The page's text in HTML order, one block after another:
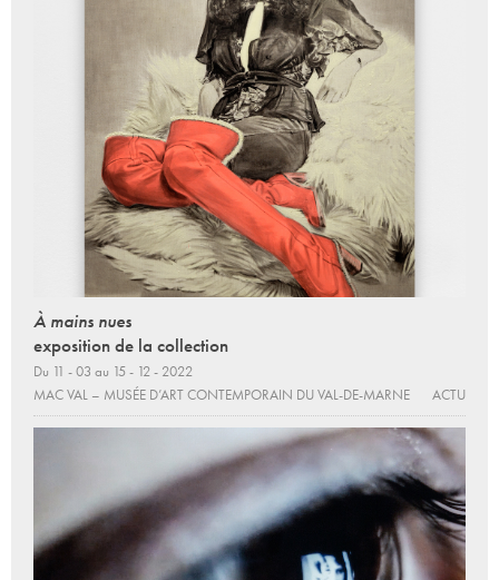
À mains nues
exposition de la collection
Du 11 - 03 au 15 - 12 - 2022
MAC VAL – MUSÉE D’ART CONTEMPORAIN DU VAL-DE-MARNE
ACTU